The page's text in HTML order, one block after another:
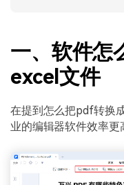
一、软件怎
excel文件
在提到怎么把pdf转换
业的编辑器软件效率更